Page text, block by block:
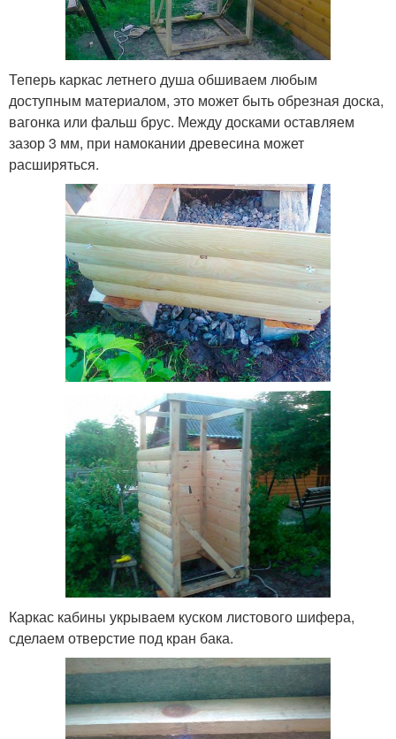
Теперь каркас летнего душа обшиваем любым
доступным материалом, это может быть обрезная доска,
вагонка или фальш брус. Между досками оставляем
зазор 3 мм, при намокании древесина может
расширяться.
Каркас кабины укрываем куском листового шифера,
сделаем отверстие под кран бака.